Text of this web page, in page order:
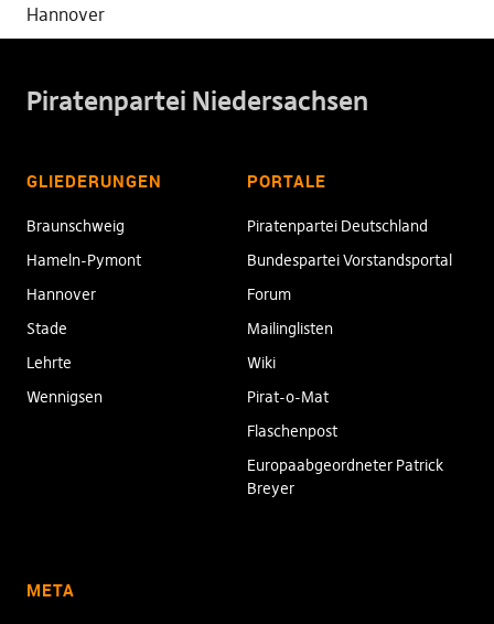
Hannover
Piratenpartei Niedersachsen
GLIEDERUNGEN
Braunschweig
Hameln-Pymont
Hannover
Stade
Lehrte
Wennigsen
PORTALE
Piratenpartei Deutschland
Bundespartei Vorstandsportal
Forum
Mailinglisten
Wiki
Pirat-o-Mat
Flaschenpost
Europaabgeordneter Patrick
Breyer
META